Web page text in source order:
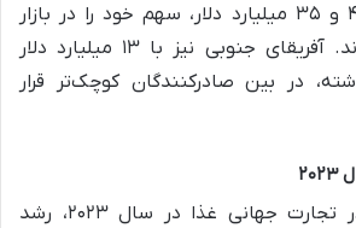
روسیه با صادرات ۴۸ و ۳۵ میلیارد دلار، سهم خود را در بازار
جهانی افزایش داده‌اند. آفریقای جنوبی نیز با ۱۳ میلیارد دلار
در بین صادرکنندگان کوچک‌تر قرار
یکی از نکات مهم در تجارت جهانی غذا در سال ۲۰۲۳، رشد